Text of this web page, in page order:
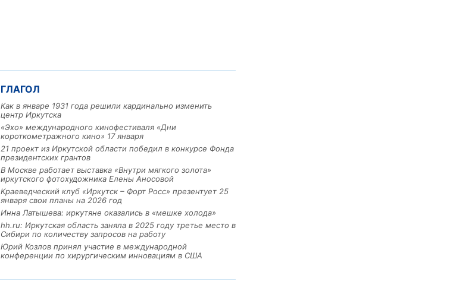
ГЛАГОЛ
Как в январе 1931 года решили кардинально изменить
центр Иркутска
«Эхо» международного кинофестиваля «Дни
короткометражного кино» 17 января
21 проект из Иркутской области победил в конкурсе Фонда
президентских грантов
В Москве работает выставка «Внутри мягкого золота»
иркутского фотохудожника Елены Аносовой
Краеведческий клуб «Иркутск – Форт Росс» презентует 25
января свои планы на 2026 год
Инна Латышева: иркутяне оказались в «мешке холода»
hh.ru: Иркутская область заняла в 2025 году третье место в
Сибири по количеству запросов на работу
Юрий Козлов принял участие в международной
конференции по хирургическим инновациям в США